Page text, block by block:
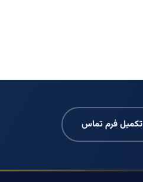
تکمیل فرم تماس